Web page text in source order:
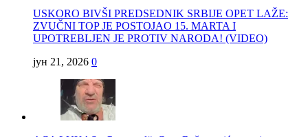
USKORO BIVŠI PREDSEDNIK SRBIJE OPET LAŽE:
ZVUČNI TOP JE POSTOJAO 15. MARTA I
UPOTREBLJEN JE PROTIV NARODA! (VIDEO)
јун 21, 2026 0